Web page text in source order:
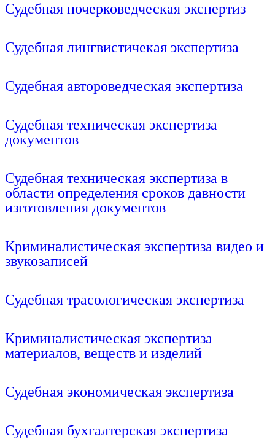
Судебная почерковедческая экспертиз
Судебная лингвистичекая экспертиза
Судебная автороведческая экспертиза
Судебная техническая экспертиза
документов
Судебная техническая экспертиза в
области определения сроков давности
изготовления документов
Криминалистическая экспертиза видео и
звукозаписей
Судебная трасологическая экспертиза
Криминалистическая экспертиза
материалов, веществ и изделий
Судебная экономическая экспертиза
Судебная бухгалтерская экспертиза